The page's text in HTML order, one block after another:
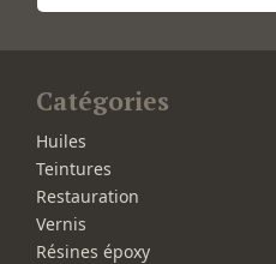
Catégories
Huiles
Teintures
Restauration
Vernis
Résines époxy